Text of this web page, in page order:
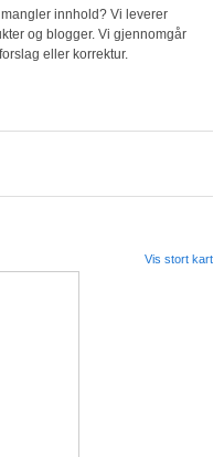
innhold? Vi leverer
og blogger. Vi gjennomgår
eller korrektur.
Vis stort kart